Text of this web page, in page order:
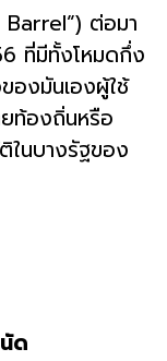
ต่อมา
ที่มีทั้งโหมดกึ่ง
องมันเองผู้ใช้
ท้องถิ่นหรือ
ในบางรัฐของ
ด